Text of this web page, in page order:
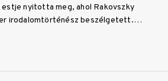
nyitotta meg, ahol Rakovszky
irodalomtörténész beszélgetett.…